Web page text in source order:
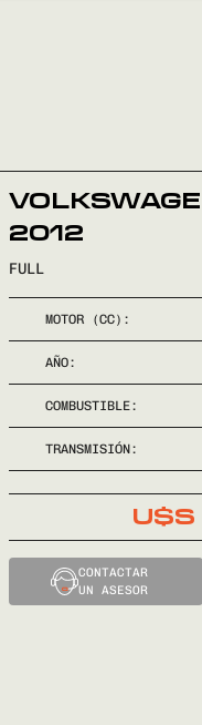
2012
FULL
MOTOR (CC):
AÑO:
COMBUSTIBLE:
TRANSMISIÓN:
U$S
CONTACTAR
UN ASESOR